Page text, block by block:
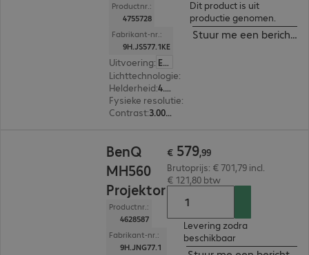
Productnr.:
4755728
Fabrikant-nr.:
9H.JS577.1KE
Uitvoering:
Europa
Lichttechnologie:
Helderheid:
4.000 ANSI-lumen
Fysieke resolutie:
Contrast: 3.000.000:1
Dit product is uit
productie genomen.
Stuur me een bericht
BenQ
MH560
Projektor
Productnr.:
4628587
Fabrikant-nr.:
9H.JNG77.1
€ 579,99
Brutoprijs: € 701,79 incl.
€ 121,80 btw
Levering zodra
beschikbaar